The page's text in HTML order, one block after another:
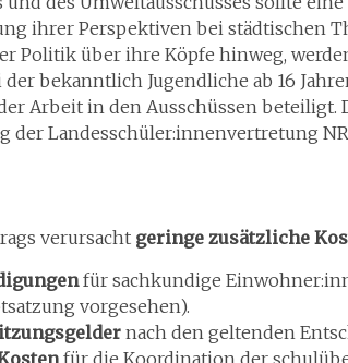
ihrer Perspektiven bei städtischen
Politik über ihre Köpfe hinweg,
bekanntlich Jugendliche ab 16
Arbeit in den Ausschüssen beteiligt.
der Landesschüler:innenvertretung
verursacht geringe zusätzliche
für sachkundige
vorgesehen).
nach den geltenden
für die Koordination der